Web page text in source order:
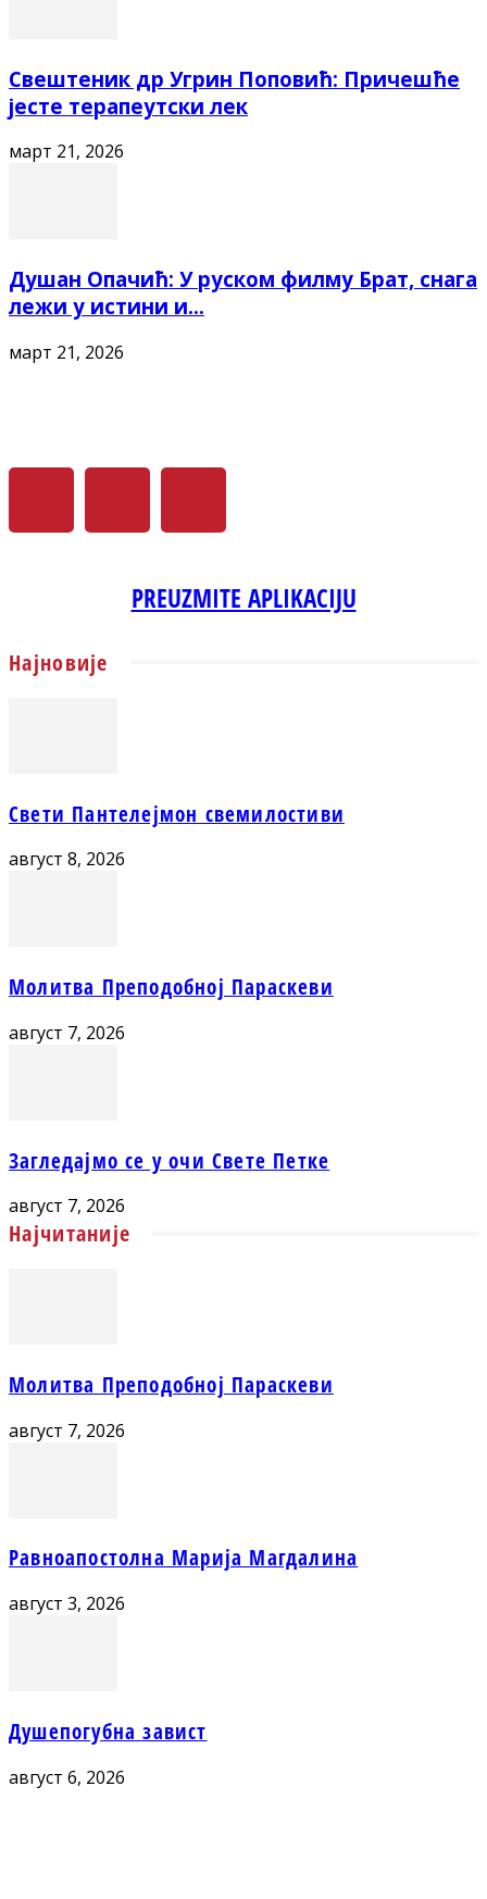
Свештеник др Угрин Поповић: Причешће
јесте терапеутски лек
март 21, 2026
Душан Опачић: У руском филму Брат, снага
лежи у истини и...
март 21, 2026
PREUZMITE APLIKACIJU
Најновије
Свети Пантелејмон свемилостиви
август 8, 2026
Молитва Преподобној Параскеви
август 7, 2026
Загледајмо се у очи Свете Петке
август 7, 2026
Најчитаније
Молитва Преподобној Параскеви
август 7, 2026
Равноапостолна Марија Магдалина
август 3, 2026
Душепогубна завист
август 6, 2026